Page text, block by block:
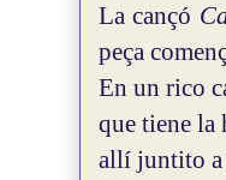
La cançó
peça
En un rico
que tiene la
allí juntito a